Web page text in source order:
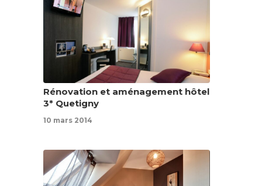
Rénovation et aménagement hôtel
3* Quetigny
10 mars 2014